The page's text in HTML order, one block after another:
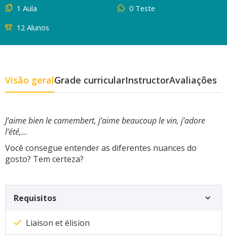
1 Aula
0 Teste
12 Alunos
Visão geralGrade curricularInstructorAvaliações
J’aime bien le camembert, j’aime beaucoup le vin, j’adore
l’été,…
Você consegue entender as diferentes nuances do
gosto? Tem certeza?
Requisitos
Liaison et élision